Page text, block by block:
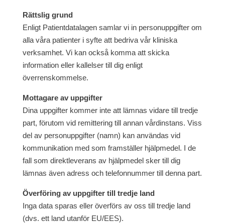
Rättslig grund
Enligt Patientdatalagen samlar vi in personuppgifter om
alla våra patienter i syfte att bedriva vår kliniska
verksamhet. Vi kan också komma att skicka
information eller kallelser till dig enligt
överrenskommelse.
Mottagare av uppgifter
Dina uppgifter kommer inte att lämnas vidare till tredje
part, förutom vid remittering till annan vårdinstans. Viss
del av personuppgifter (namn) kan användas vid
kommunikation med som framställer hjälpmedel. I de
fall som direktleverans av hjälpmedel sker till dig
lämnas även adress och telefonnummer till denna part.
Överföring av uppgifter till tredje land
Inga data sparas eller överförs av oss till tredje land
(dvs. ett land utanför EU/EES).